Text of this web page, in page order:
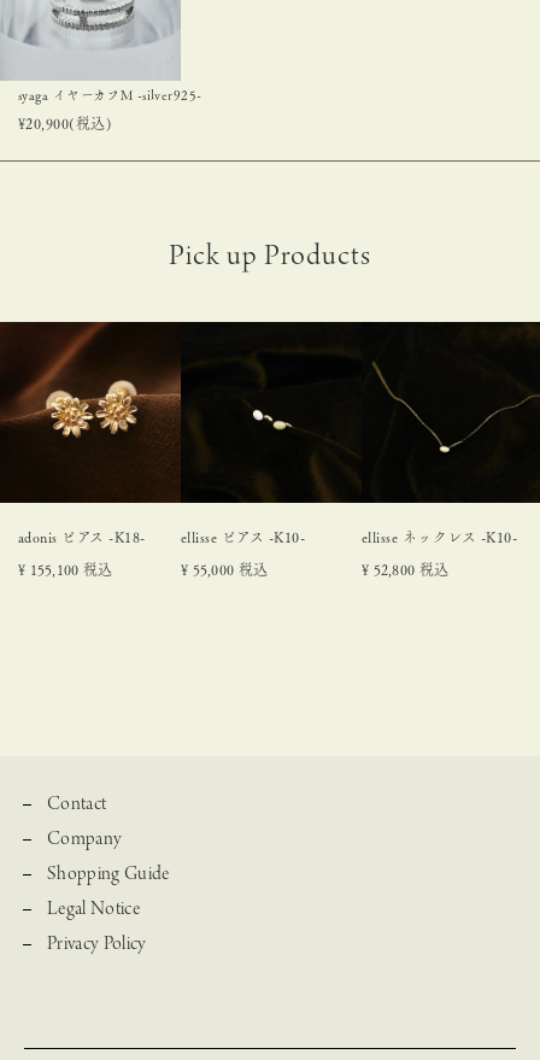
syaga イヤーカフM -silver925-
¥20,900(税込)
adonis ピアス -K18-
¥ 155,100 税込
ellisse ピアス -K10-
¥ 55,000 税込
ellisse ネックレス -K10-
¥ 52,800 税込
Contact
Company
Shopping Guide
Legal Notice
Privacy Policy